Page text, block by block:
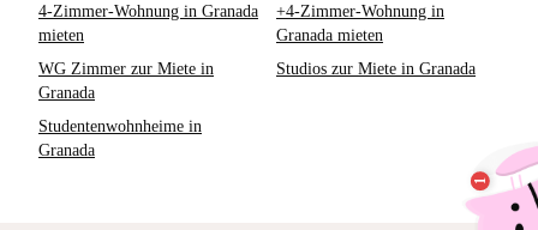
4-Zimmer-Wohnung in Granada
mieten
+4-Zimmer-Wohnung in
Granada mieten
WG Zimmer zur Miete in
Granada
Studios zur Miete in Granada
Studentenwohnheime in
Granada